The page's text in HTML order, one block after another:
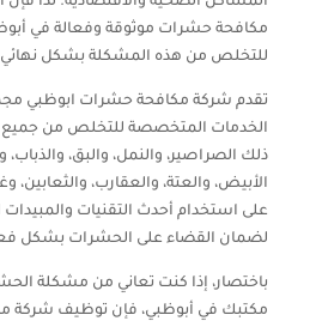
مكافحة حشرات موثوقة وفعالة في
للتخلص من هذه المشكلة بشكل
تقدم شركة مكافحة حشرات ابوظبي
الخدمات المتخصصة للتخلص من جميع
ذلك الصراصير، والنمل، والبق،
الأبيض، والعتة، والعقارب، والثعابين،
على استخدام أحدث التقنيات والمبيدات
لضمان القضاء على الحشرات بشكل
باختصار، إذا كنت تعاني من مشكلة
مكتبك في أبوظبي، فإن توظيف شركة